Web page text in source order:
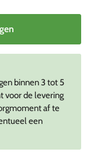
binnen 3 tot 5
voor de levering
af te
een